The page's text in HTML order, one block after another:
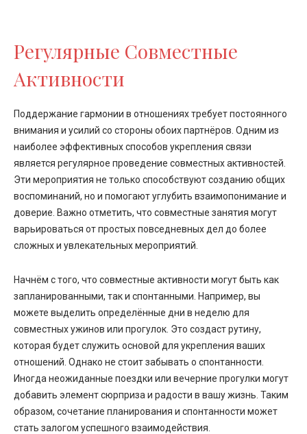
Регулярные Совместные
Активности
Поддержание гармонии в отношениях требует постоянного
внимания и усилий со стороны обоих партнёров. Одним из
наиболее эффективных способов укрепления связи
является регулярное проведение совместных активностей.
Эти мероприятия не только способствуют созданию общих
воспоминаний, но и помогают углубить взаимопонимание и
доверие. Важно отметить, что совместные занятия могут
варьироваться от простых повседневных дел до более
сложных и увлекательных мероприятий.
Начнём с того, что совместные активности могут быть как
запланированными, так и спонтанными. Например, вы
можете выделить определённые дни в неделю для
совместных ужинов или прогулок. Это создаст рутину,
которая будет служить основой для укрепления ваших
отношений. Однако не стоит забывать о спонтанности.
Иногда неожиданные поездки или вечерние прогулки могут
добавить элемент сюрприза и радости в вашу жизнь. Таким
образом, сочетание планирования и спонтанности может
стать залогом успешного взаимодействия.